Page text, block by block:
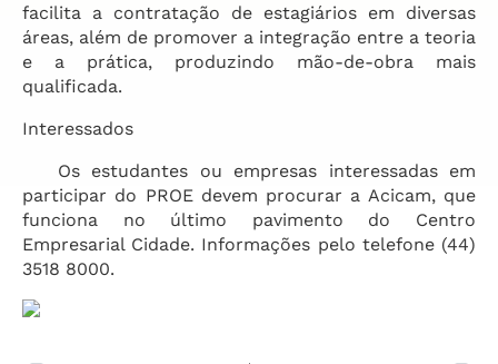
facilita a contratação de estagiários em diversas
áreas, além de promover a integração entre a teoria
e a prática, produzindo mão-de-obra mais
qualificada.
Interessados
Os estudantes ou empresas interessadas em
participar do PROE devem procurar a Acicam, que
funciona no último pavimento do Centro
Empresarial Cidade. Informações pelo telefone (44)
3518 8000.